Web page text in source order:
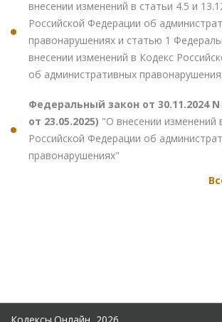
внесении изменений в статьи 4.5 и
Российской Федерации об
правонарушениях и статью 1
внесении изменений в Кодекс
об административных
Федеральный закон от 30.11.2024
от 23.05.2025) "О внесении изменений
Российской Федерации об
правонарушениях"